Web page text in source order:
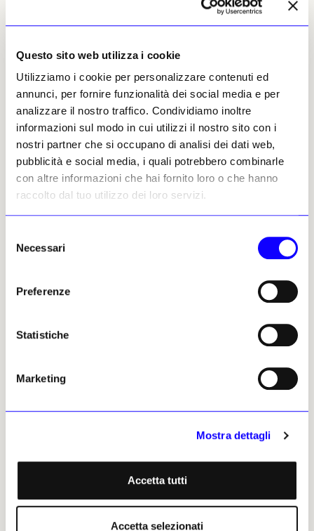
Questo sito web utilizza i cookie
Utilizziamo i cookie per personalizzare contenuti ed
annunci, per fornire funzionalità dei social media e per
analizzare il nostro traffico. Condividiamo inoltre
informazioni sul modo in cui utilizzi il nostro sito con i
nostri partner che si occupano di analisi dei dati web,
pubblicità e social media, i quali potrebbero combinarle
con altre informazioni che hai fornito loro o che hanno
raccolto dal tuo utilizzo dei loro servizi.
delNecessari
Preferenze
Statistiche
Marketing
Mostra dettagli
Accetta tutti
Accetta selezionati
NEWS RUBRICHE
La moschea oltre gli
stereotipi
cosa definisce davvero una
moschea? Un viaggio tra
Corano, diritto islamico, storia
luogo di culto musulmano sia
prima di tutto uno spazio di
Giovanni Curatola
NEWS
Dov’è finita la Fiorenza di
una volta? Ci siamo
assuefatti al peggio senza
batter ciglio…
Che cosa c’è di rinascimentale
nel «Calcio storico fiorentino»?
di violenza, bestiale e
autocompiaciuta
Giovanni Curatola
Il leggero e pregiato tessuto
botteghe veneziane, specchio
che non sono affatto nuove
Alla corte di Akbar il
dei più grandi imperatori